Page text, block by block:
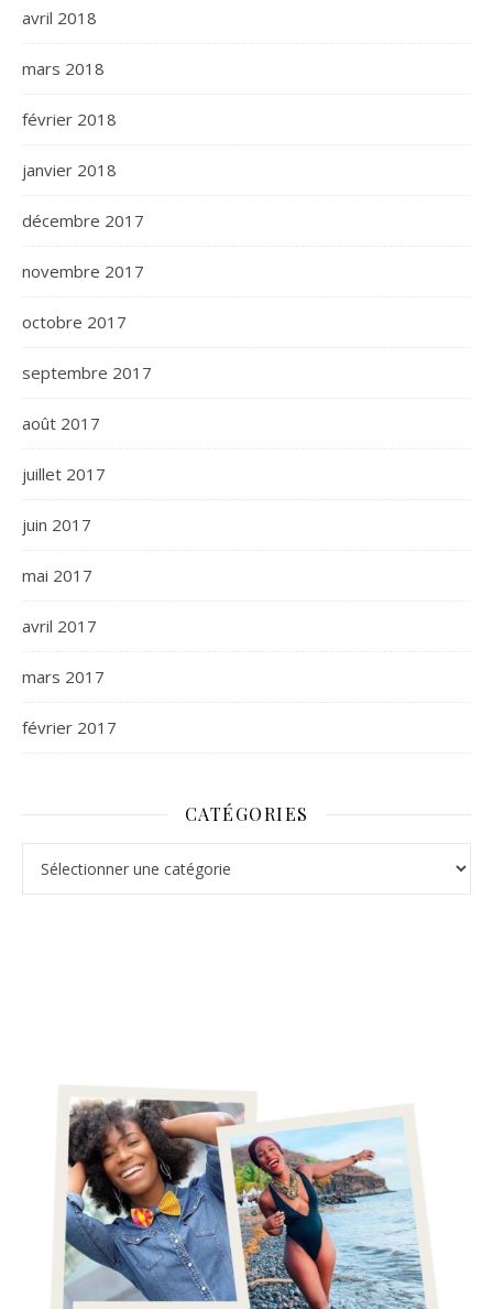
avril 2018
mars 2018
février 2018
janvier 2018
décembre 2017
novembre 2017
octobre 2017
septembre 2017
août 2017
juillet 2017
juin 2017
mai 2017
avril 2017
mars 2017
février 2017
CATÉGORIES